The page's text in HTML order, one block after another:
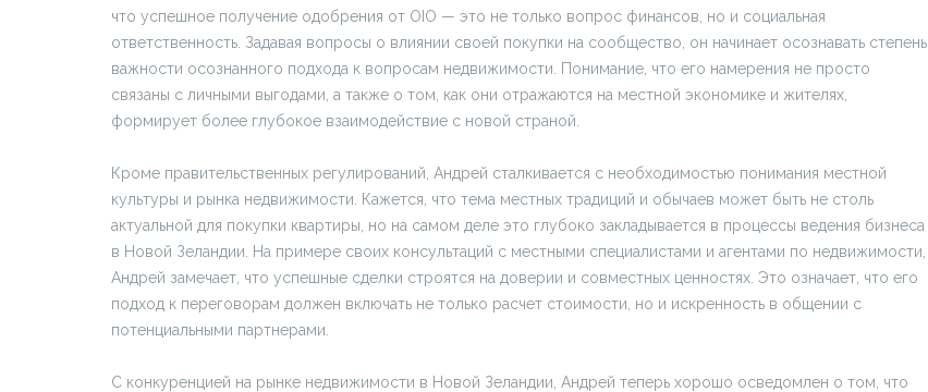
что успешное получение одобрения от OIO — это не только вопрос финансов, но и социальная
ответственность. Задавая вопросы о влиянии своей покупки на сообщество, он начинает осознавать степень
важности осознанного подхода к вопросам недвижимости. Понимание, что его намерения не просто
связаны с личными выгодами, а также о том, как они отражаются на местной экономике и жителях,
формирует более глубокое взаимодействие с новой страной.
Кроме правительственных регулирований, Андрей сталкивается с необходимостью понимания местной
культуры и рынка недвижимости. Кажется, что тема местных традиций и обычаев может быть не столь
актуальной для покупки квартиры, но на самом деле это глубоко закладывается в процессы ведения бизнеса
в Новой Зеландии. На примере своих консультаций с местными специалистами и агентами по недвижимости,
Андрей замечает, что успешные сделки строятся на доверии и совместных ценностях. Это означает, что его
подход к переговорам должен включать не только расчет стоимости, но и искренность в общении с
потенциальными партнерами.
С конкуренцией на рынке недвижимости в Новой Зеландии, Андрей теперь хорошо осведомлен о том, что